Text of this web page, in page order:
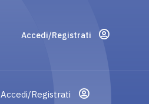
Accedi/Registrati
Accedi/Registrati